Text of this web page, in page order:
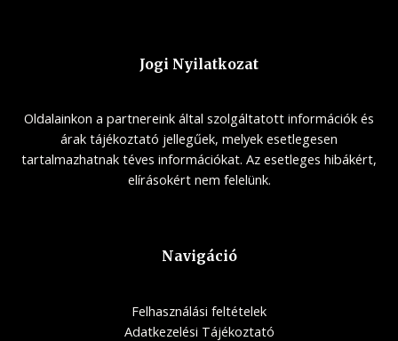
Jogi Nyilatkozat
Oldalainkon a partnereink által szolgáltatott információk és
árak tájékoztató jellegűek, melyek esetlegesen
tartalmazhatnak téves információkat. Az esetleges hibákért,
elírásokért nem felelünk.
Navigáció
Felhasználási feltételek
Adatkezelési Tájékoztató